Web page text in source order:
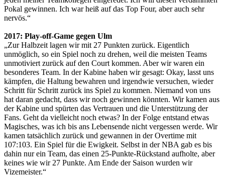
Pokal gewinnen. Ich war heiß auf das Top Four, aber auch sehr
nervös.“
2017: Play-off-Game gegen Ulm
„Zur Halbzeit lagen wir mit 27 Punkten zurück. Eigentlich
unmöglich, so ein Spiel noch zu drehen, weil die meisten Teams
unmotiviert zurück auf den Court kommen. Aber wir waren ein
besonderes Team. In der Kabine haben wir gesagt: Okay, lasst uns
kämpfen, die Haltung bewahren und irgendwie versuchen, wieder
Schritt für Schritt zurück ins Spiel zu kommen. Niemand von uns
hat daran gedacht, dass wir noch gewinnen könnten. Wir kamen aus
der Kabine und spürten das Vertrauen und die Unterstützung der
Fans. Geht da vielleicht noch etwas? In der Folge entstand etwas
Magisches, was ich bis ans Lebensende nicht vergessen werde. Wir
kamen tatsächlich zurück und gewannen in der Overtime mit
107:103. Ein Spiel für die Ewigkeit. Selbst in der NBA gab es bis
dahin nur ein Team, das einen 25-Punkte-Rückstand aufholte, aber
keines wie wir 27 Punkte. Am Ende der Saison wurden wir
Vizemeister.“